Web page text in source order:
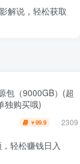
解说，轻松获取
包（9000GB）(超
独购买哦)
￥99.9 2309
轻松赚钱日入